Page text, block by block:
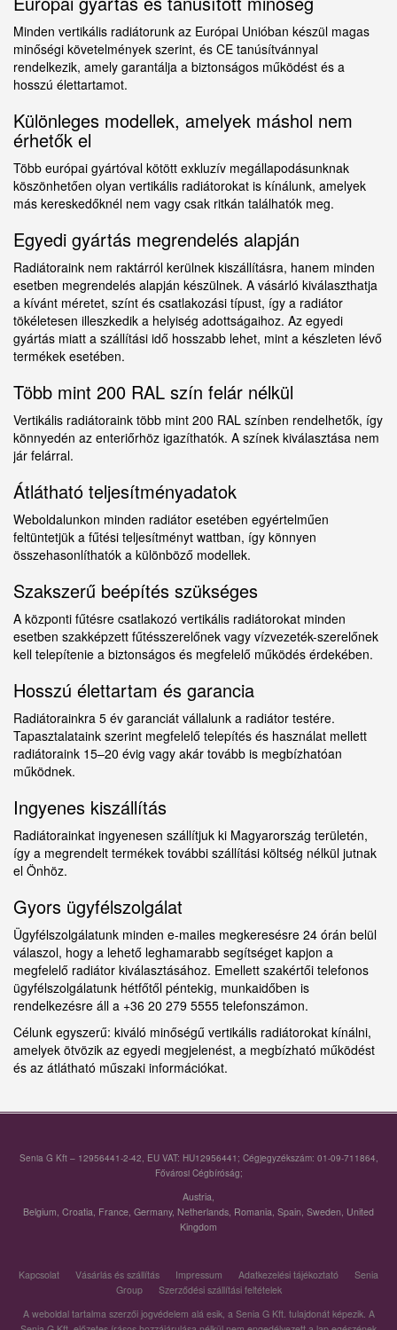
Minden vertikális radiátorunk az Európai Unióban készül magas
minőségi követelmények szerint, és CE tanúsítvánnyal
rendelkezik, amely garantálja a biztonságos működést és a
hosszú élettartamot.
Különleges modellek, amelyek máshol nem
érhetők el
Több európai gyártóval kötött exkluzív megállapodásunknak
köszönhetően olyan vertikális radiátorokat is kínálunk, amelyek
más kereskedőknél nem vagy csak ritkán találhatók meg.
Egyedi gyártás megrendelés alapján
Radiátoraink nem raktárról kerülnek kiszállításra, hanem minden
esetben megrendelés alapján készülnek. A vásárló kiválaszthatja
a kívánt méretet, színt és csatlakozási típust, így a radiátor
tökéletesen illeszkedik a helyiség adottságaihoz. Az egyedi
gyártás miatt a szállítási idő hosszabb lehet, mint a készleten lévő
termékek esetében.
Több mint 200 RAL szín felár nélkül
Vertikális radiátoraink több mint 200 RAL színben rendelhetők, így
könnyedén az enteriőrhöz igazíthatók. A színek kiválasztása nem
jár felárral.
Átlátható teljesítményadatok
Weboldalunkon minden radiátor esetében egyértelműen
feltüntetjük a fűtési teljesítményt wattban, így könnyen
összehasonlíthatók a különböző modellek.
Szakszerű beépítés szükséges
A központi fűtésre csatlakozó vertikális radiátorokat minden
esetben szakképzett fűtésszerelőnek vagy vízvezeték-szerelőnek
kell telepítenie a biztonságos és megfelelő működés érdekében.
Hosszú élettartam és garancia
Radiátorainkra 5 év garanciát vállalunk a radiátor testére.
Tapasztalataink szerint megfelelő telepítés és használat mellett
radiátoraink 15–20 évig vagy akár tovább is megbízhatóan
működnek.
Ingyenes kiszállítás
Radiátorainkat ingyenesen szállítjuk ki Magyarország területén,
így a megrendelt termékek további szállítási költség nélkül jutnak
el Önhöz.
Gyors ügyfélszolgálat
Ügyfélszolgálatunk minden e-mailes megkeresésre 24 órán belül
válaszol, hogy a lehető leghamarabb segítséget kapjon a
megfelelő radiátor kiválasztásához. Emellett szakértői telefonos
ügyfélszolgálatunk hétfőtől péntekig, munkaidőben is
rendelkezésre áll a +36 20 279 5555 telefonszámon.
Célunk egyszerű: kiváló minőségű vertikális radiátorokat kínálni,
amelyek ötvözik az egyedi megjelenést, a megbízható működést
és az átlátható műszaki információkat.
Senia G Kft – 12956441-2-42, EU VAT: HU12956441; Cégjegyzékszám: 01-09-711864,
Fővárosi Cégbíróság;
Austria,
Belgium, Croatia, France, Germany, Netherlands, Romania, Spain, Sweden, United
Kingdom
Kapcsolat Vásárlás és szállítás Impressum Adatkezelési tájékoztató
Senia
Group
Szerződési szállítási feltételek
A weboldal tartalma szerzői jogvédelem alá esik, a Senia G Kft. tulajdonát képezik. A